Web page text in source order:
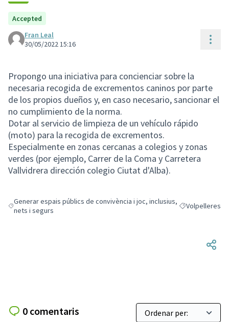
Accepted
Fran Leal
30/05/2022 15:16
Propongo una iniciativa para concienciar sobre la
necesaria recogida de excrementos caninos por parte
de los propios dueños y, en caso necesario, sancionar el
no cumplimiento de la norma.
Dotar al servicio de limpieza de un vehículo rápido
(moto) para la recogida de excrementos.
Especialmente en zonas cercanas a colegios y zonas
verdes (por ejemplo, Carrer de la Coma y Carretera
Vallvidrera dirección colegio Ciutat d'Alba).
Resultats en filtrar per: Generar espais públics de convivència i joc,
Generar espais públics de convivència i joc, inclusius,
nets i segurs
Resultats en
Volpelleres
0 comentaris